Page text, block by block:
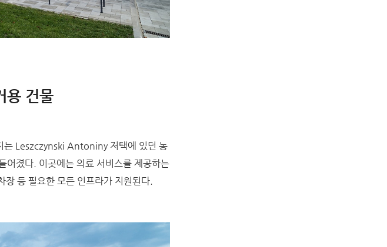
용 건물
는 Leszczynski Antoniny 저택에 있던 농
어졌다. 이곳에는 의료 서비스를 제공하는
등 필요한 모든 인프라가 지원된다.